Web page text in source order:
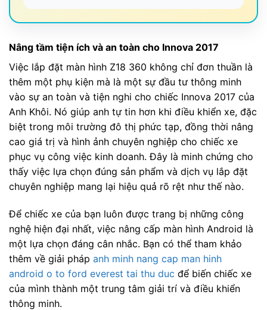
Nâng tầm tiện ích và an toàn cho Innova 2017
Việc lắp đặt màn hình Z18 360 không chỉ đơn thuần là
thêm một phụ kiện mà là một sự đầu tư thông minh
vào sự an toàn và tiện nghi cho chiếc Innova 2017 của
Anh Khôi. Nó giúp anh tự tin hơn khi điều khiển xe, đặc
biệt trong môi trường đô thị phức tạp, đồng thời nâng
cao giá trị và hình ảnh chuyên nghiệp cho chiếc xe
phục vụ công việc kinh doanh. Đây là minh chứng cho
thấy việc lựa chọn đúng sản phẩm và dịch vụ lắp đặt
chuyên nghiệp mang lại hiệu quả rõ rệt như thế nào.
Để chiếc xe của bạn luôn được trang bị những công
nghệ hiện đại nhất, việc nâng cấp màn hình Android là
một lựa chọn đáng cân nhắc. Bạn có thể tham khảo
thêm về giải pháp anh minh nang cap man hinh
android o to ford everest tai thu duc để biến chiếc xe
của mình thành một trung tâm giải trí và điều khiển
thông minh.